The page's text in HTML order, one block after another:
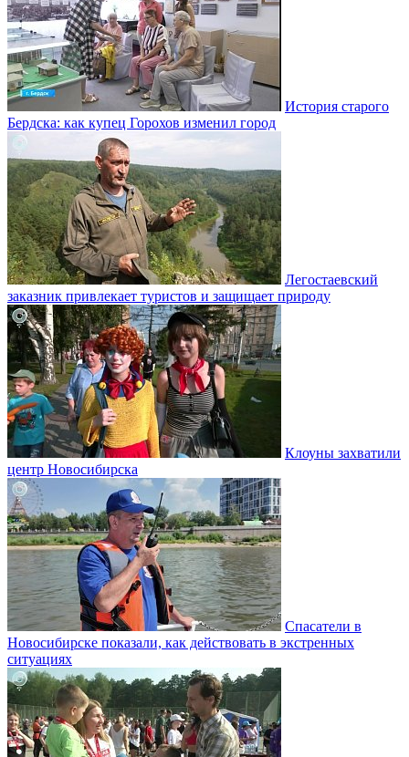
История старого
Бердска: как купец Горохов изменил город
Легостаевский
заказник привлекает туристов и защищает природу
Клоуны захватили
центр Новосибирска
Спасатели в
Новосибирске показали, как действовать в экстренных
ситуациях